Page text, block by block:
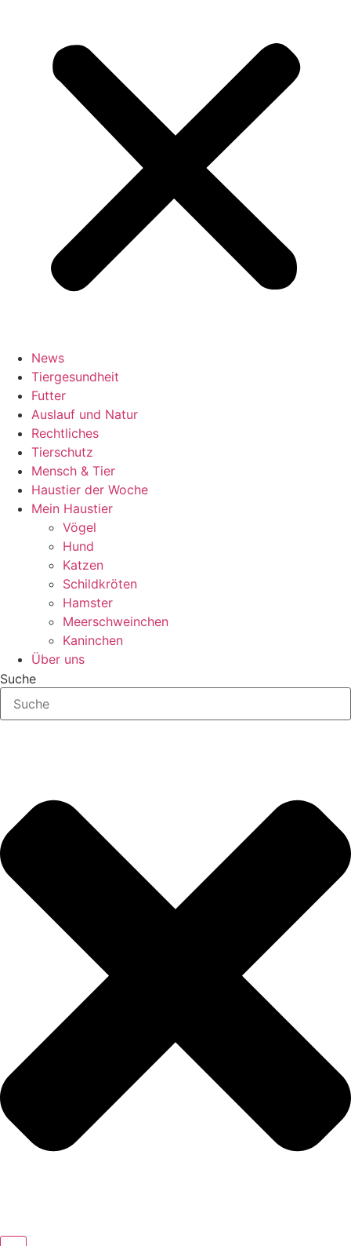
News
Tiergesundheit
Futter
Auslauf und Natur
Rechtliches
Tierschutz
Mensch & Tier
Haustier der Woche
Mein Haustier
Vögel
Hund
Katzen
Schildkröten
Hamster
Meerschweinchen
Kaninchen
Über uns
Suche